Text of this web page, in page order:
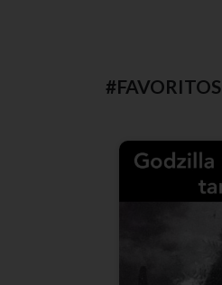
#FAVORITOS